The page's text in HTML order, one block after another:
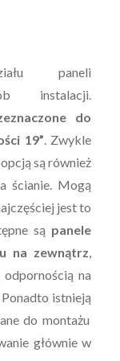
paneli
instalacji.
do
19”. Zwykle
są również
ścianie. Mogą
jest to
są panele
na zewnątrz,
na
istnieją
do montażu
głównie w